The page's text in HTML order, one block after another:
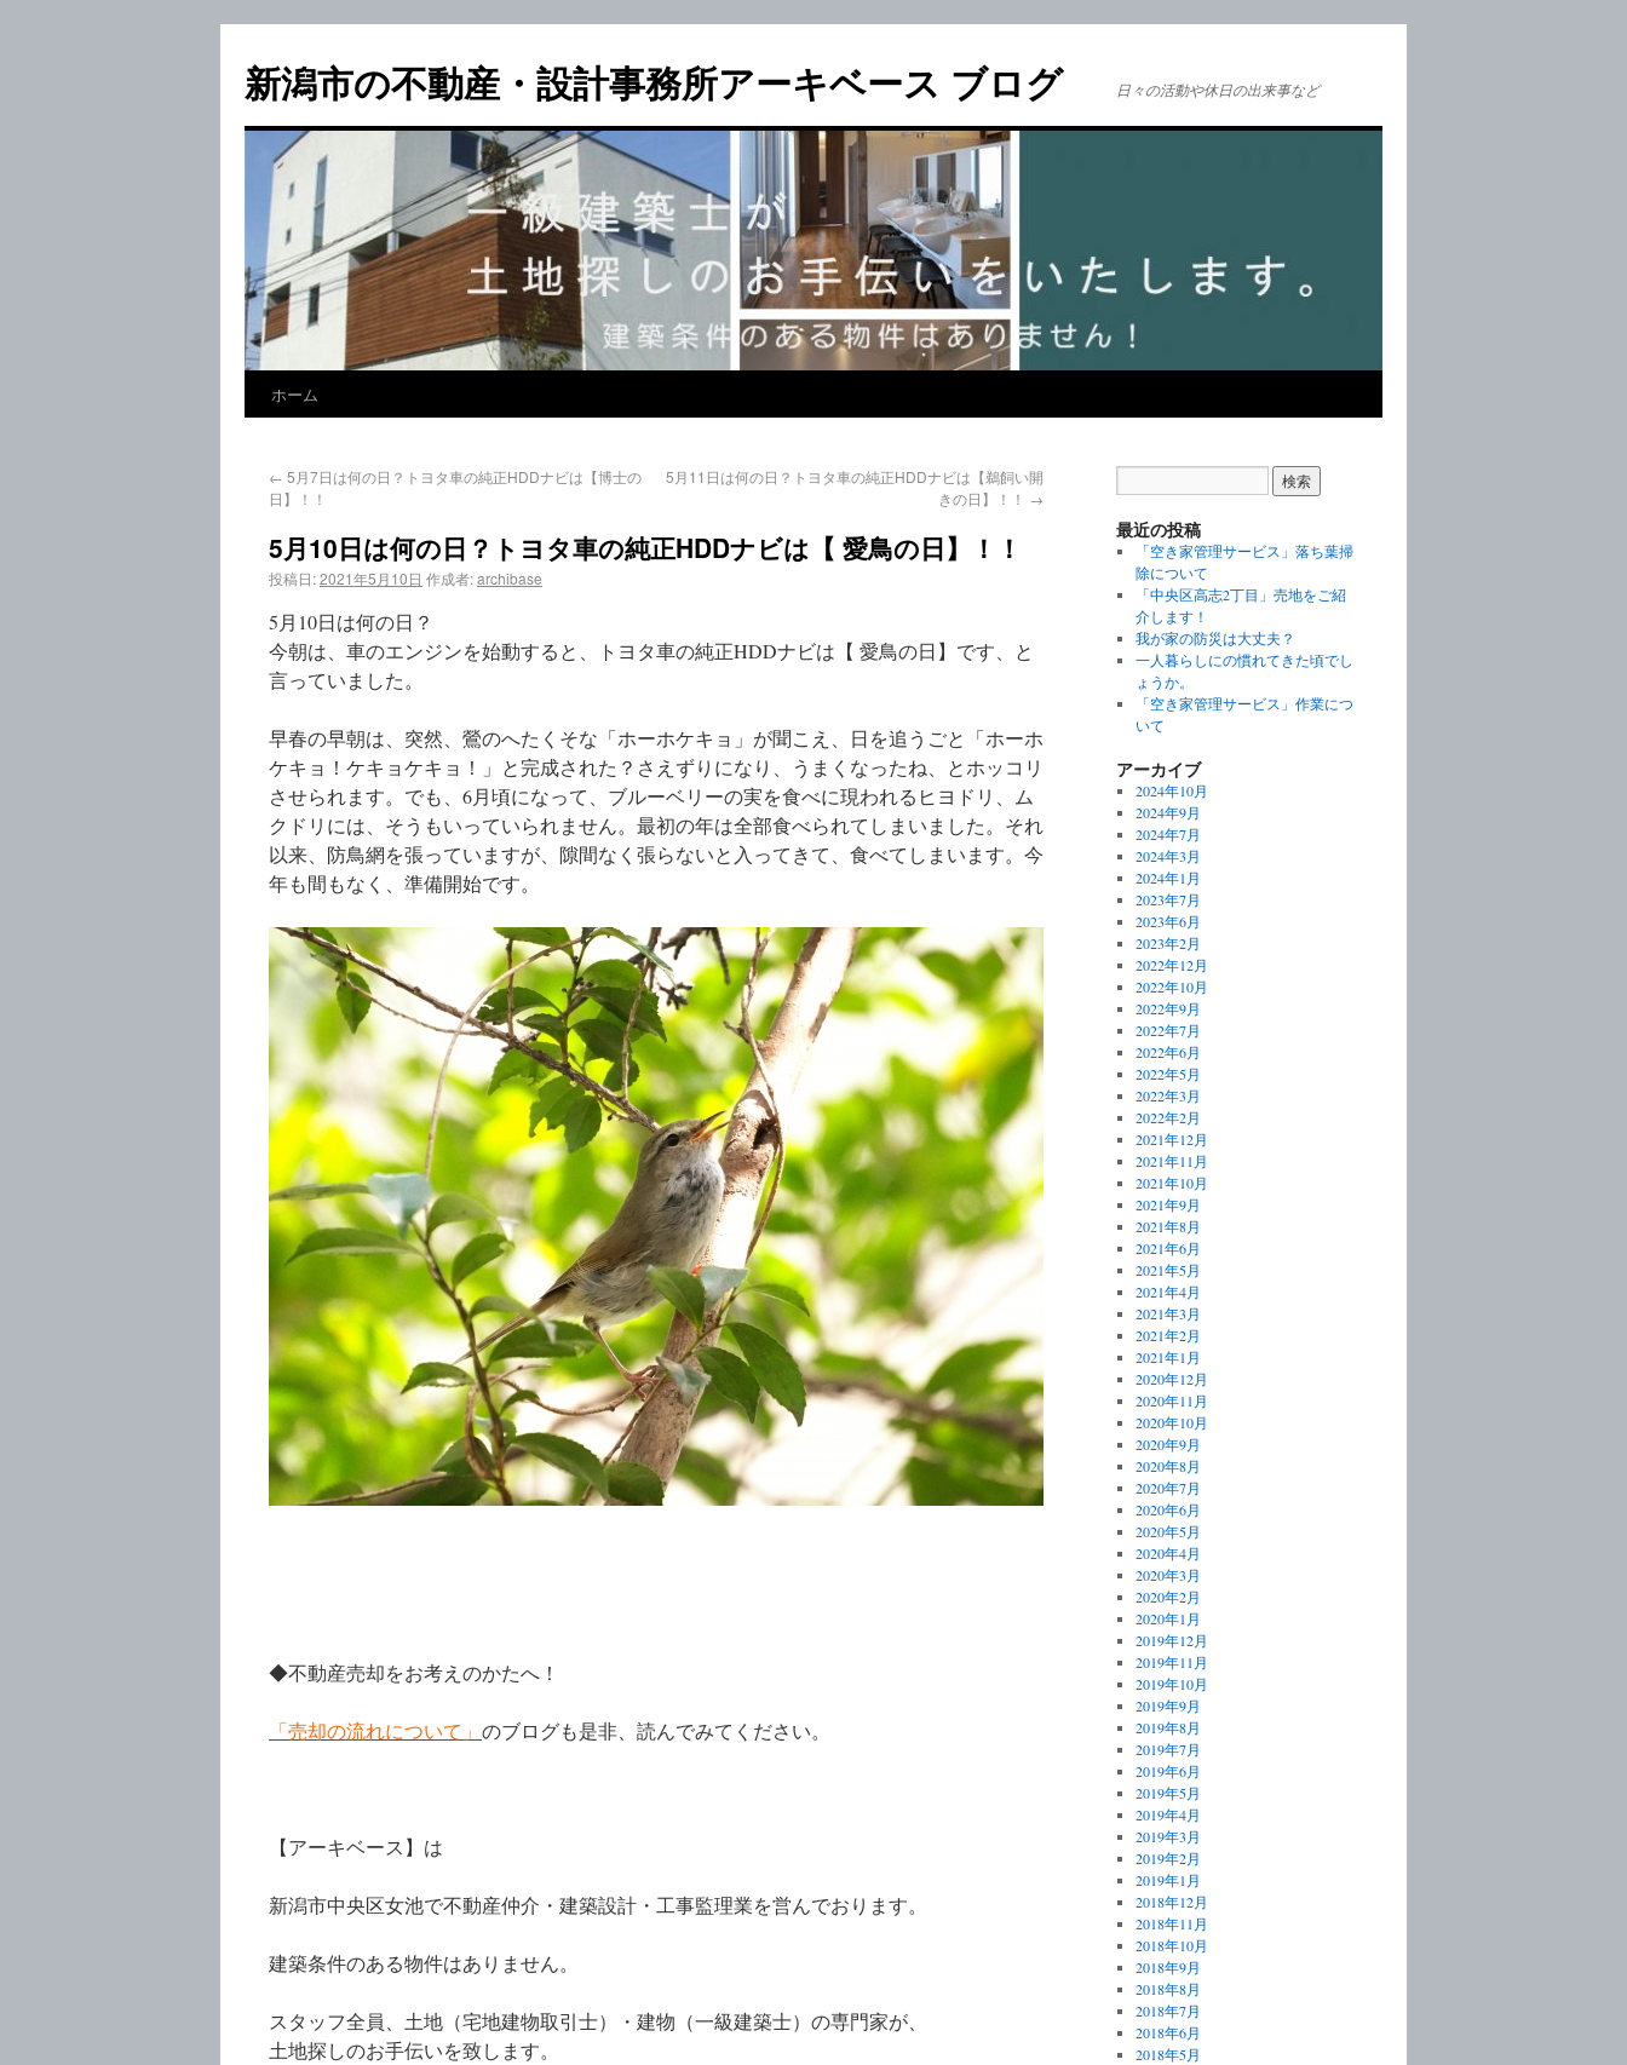
新潟市の不動産・設計事務所アーキベース ブログ 日々の活動や休日の出来事など
ホーム
← 5月7日は何の日？トヨタ車の純正HDDナビは【博士の
日】！！
5月11日は何の日？トヨタ車の純正HDDナビは【鵜飼い開
きの日】！！ →
5月10日は何の日？トヨタ車の純正HDDナビは【 愛鳥の日】！！
投稿日:2021年5月10日 作成者:archibase
5月10日は何の日？
今朝は、車のエンジンを始動すると、トヨタ車の純正HDDナビは【 愛鳥の日】です、と
言っていました。
早春の早朝は、突然、鶯のへたくそな「ホーホケキョ」が聞こえ、日を追うごと「ホーホ
ケキョ！ケキョケキョ！」と完成された？さえずりになり、うまくなったね、とホッコリ
させられます。でも、6月頃になって、ブルーベリーの実を食べに現われるヒヨドリ、ム
クドリには、そうもいっていられません。最初の年は全部食べられてしまいました。それ
以来、防鳥網を張っていますが、隙間なく張らないと入ってきて、食べてしまいます。今
年も間もなく、準備開始です。
◆不動産売却をお考えのかたへ！
「売却の流れについて」 のブログも是非、読んでみてください。
【アーキベース】は
新潟市中央区女池で不動産仲介・建築設計・工事監理業を営んでおります。
建築条件のある物件はありません。
スタッフ全員、土地（宅地建物取引士）・建物（一級建築士）の専門家が、
土地探しのお手伝いを致します。
最近の投稿
「空き家管理サービス」落ち葉掃
除について
「中央区高志2丁目」売地をご紹
介します！
我が家の防災は大丈夫？
一人暮らしにの慣れてきた頃でし
ょうか。
「空き家管理サービス」作業につ
いて
アーカイブ
2024年10月
2024年9月
2024年7月
2024年3月
2024年1月
2023年7月
2023年6月
2023年2月
2022年12月
2022年10月
2022年9月
2022年7月
2022年6月
2022年5月
2022年3月
2022年2月
2021年12月
2021年11月
2021年10月
2021年9月
2021年8月
2021年6月
2021年5月
2021年4月
2021年3月
2021年2月
2021年1月
2020年12月
2020年11月
2020年10月
2020年9月
2020年8月
2020年7月
2020年6月
2020年5月
2020年4月
2020年3月
2020年2月
2020年1月
2019年12月
2019年11月
2019年10月
2019年9月
2019年8月
2019年7月
2019年6月
2019年5月
2019年4月
2019年3月
2019年2月
2019年1月
2018年12月
2018年11月
2018年10月
2018年9月
2018年8月
2018年7月
2018年6月
2018年5月